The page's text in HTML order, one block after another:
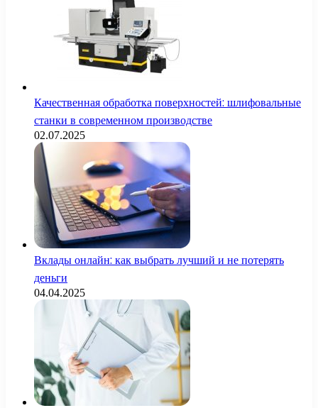
Качественная обработка поверхностей: шлифовальные
станки в современном производстве
02.07.2025
Вклады онлайн: как выбрать лучший и не потерять
деньги
04.04.2025